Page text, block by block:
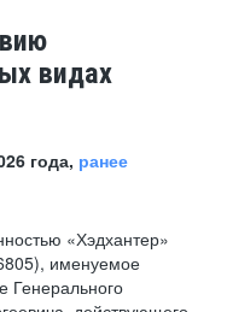
видах
года, ранее
«Хэдхантер»
именуемое
Генерального